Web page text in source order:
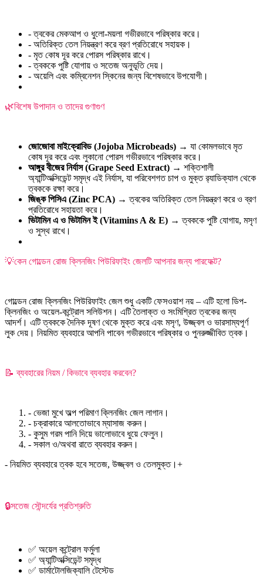
- ত্বকের মেকআপ ও ধুলো-ময়লা গভীরভাবে পরিষ্কার করে।
- অতিরিক্ত তেল নিয়ন্ত্রণ করে ব্রণ প্রতিরোধে সহায়ক।
- মৃত কোষ দূর করে পোরস পরিষ্কার রাখে।
- ত্বককে পুষ্টি যোগায় ও সতেজ অনুভূতি দেয়।
- অয়েলি এবং কম্বিনেশন স্কিনের জন্য বিশেষভাবে উপযোগী।
🌿বিশেষ উপাদান ও তাদের গুণাগুণ
জোজোবা মাইক্রোবিড (Jojoba Microbeads) → যা কোমলভাবে মৃত
কোষ দূর করে এবং লুকানো পোরস গভীরভাবে পরিষ্কার করে।
আঙ্গুর বীজের নির্যাস (Grape Seed Extract) → শক্তিশালী
অ্যান্টিঅক্সিডেন্ট সমৃদ্ধ এই নির্যাস, যা পরিবেশগত চাপ ও মুক্ত র‍্যাডিক্যাল থেকে
ত্বককে রক্ষা করে।
জিঙ্ক পিসিএ (Zinc PCA) → ত্বকের অতিরিক্ত তেল নিয়ন্ত্রণ করে ও ব্রণ
প্রতিরোধে সহায়তা করে।
ভিটামিন এ ও ভিটামিন ই (Vitamins A & E) → ত্বককে পুষ্টি যোগায়, মসৃণ
ও সুস্থ রাখে।
💡কেন গোল্ডেন রোজ ক্লিনজিং পিউরিফাইং জেলটি আপনার জন্য পারফেক্ট?
গোল্ডেন রোজ ক্লিনজিং পিউরিফাইং জেল শুধু একটি ফেসওয়াশ নয় – এটি হলো ডিপ-
ক্লিনজিং ও অয়েল-কন্ট্রোল সলিউশন। এটি তৈলাক্ত ও সংমিশ্রিত ত্বকের জন্য
আদর্শ। এটি ত্বককে দৈনিক দূষণ থেকে মুক্ত করে এবং মসৃণ, উজ্জ্বল ও ভারসাম্যপূর্ণ
লুক দেয়। নিয়মিত ব্যবহারে আপনি পাবেন গভীরভাবে পরিষ্কার ও পুনরুজ্জীবিত ত্বক।
📝 ব্যবহারের নিয়ম / কিভাবে ব্যবহার করবেন?
- ভেজা মুখে অল্প পরিমাণ ক্লিনজিং জেল লাগান।
- চক্রাকারে আলতোভাবে ম্যাসাজ করুন।
- কুসুম গরম পানি দিয়ে ভালোভাবে ধুয়ে ফেলুন।
- সকাল ও/অথবা রাতে ব্যবহার করুন।
- নিয়মিত ব্যবহারে ত্বক হবে সতেজ, উজ্জ্বল ও তেলমুক্ত।+
🔒সতেজ সৌন্দর্যের প্রতিশ্রুতি
✅ অয়েল কন্ট্রোল ফর্মুলা
✅ অ্যান্টিঅক্সিডেন্ট সমৃদ্ধ
✅ ডার্মাটোলজিক্যালি টেস্টেড